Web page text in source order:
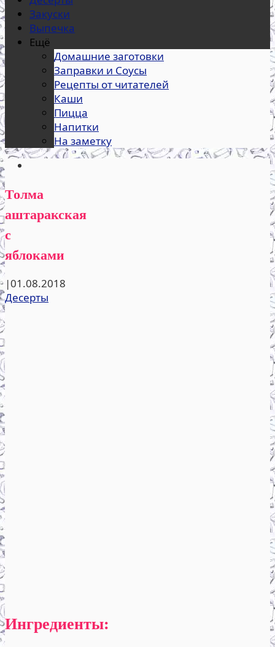
Закуски
Выпечка
Ещё
Домашние заготовки
Заправки и Соусы
Рецепты от читателей
Каши
Пицца
Напитки
На заметку
Толма
аштаракская
с
яблоками
|01.08.2018
Десерты
Ингредиенты: